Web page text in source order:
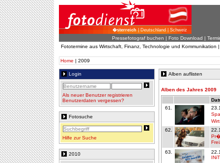
�sterreich| Deutschland | Schweiz
Pressefotograf buchen | Foto Download |
Fototermine aus Wirtschaft, Finanz, Technologie und Kommunikation
Home | 2009
Login
Als neuer Benutzer registrieren
Benutzerdaten vergessen?
Fotosuche
Hilfe zur Suche
2010
Alben auflisten
Alben des Jahres 2009
61.
62.
63.